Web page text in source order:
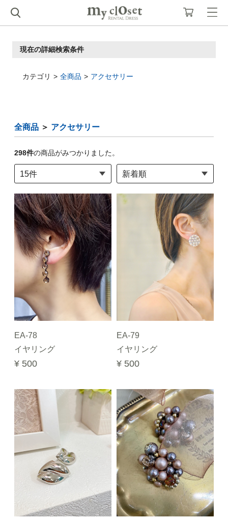
現在の詳細検索条件
カテゴリ 全商品 アクセサリー
全商品 ＞ アクセサリー
298件の商品がみつかりました。
EA-78
イヤリング
¥ 500
EA-79
イヤリング
¥ 500